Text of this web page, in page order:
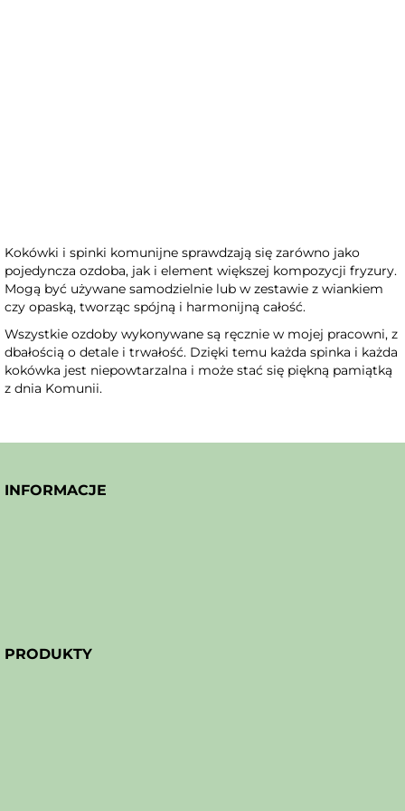
opowieści
Kokówki i spinki komunijne sprawdzają się zarówno jako
pojedyncza ozdoba, jak i element większej kompozycji fryzury.
Mogą być używane samodzielnie lub w zestawie z wiankiem
czy opaską, tworząc spójną i harmonijną całość.
Wszystkie ozdoby wykonywane są ręcznie w mojej pracowni, z
dbałością o detale i trwałość. Dzięki temu każda spinka i każda
kokówka jest niepowtarzalna i może stać się piękną pamiątką
z dnia Komunii.
INFORMACJE
PRODUKTY